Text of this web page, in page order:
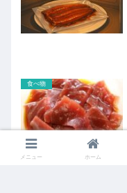
食べ物
メニュー ホーム